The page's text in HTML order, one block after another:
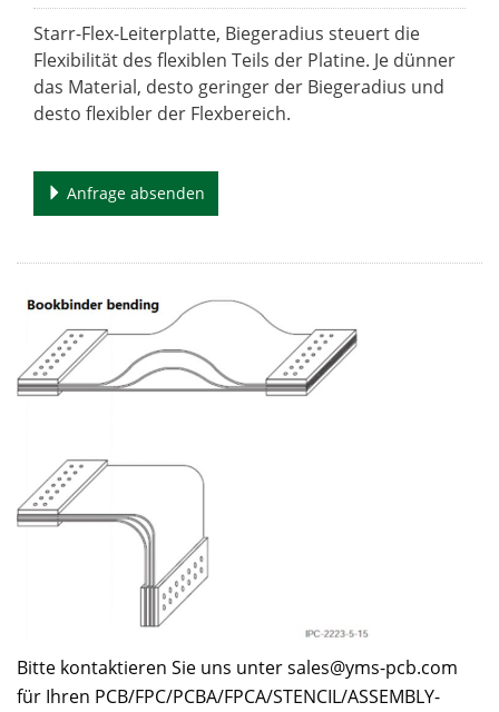
Starr-Flex-Leiterplatte, Biegeradius steuert die
Flexibilität des flexiblen Teils der Platine. Je dünner
das Material, desto geringer der Biegeradius und
desto flexibler der Flexbereich.
Anfrage absenden
Bitte kontaktieren Sie uns untersales@yms-pcb.com
für Ihren PCB/FPC/PCBA/FPCA/STENCIL/ASSEMBLY-